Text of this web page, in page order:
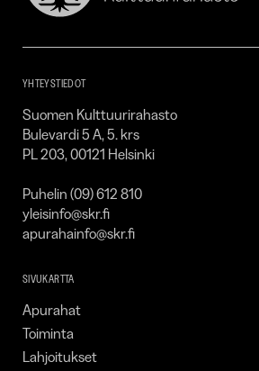
Kulttuurirahasto
YHTEYSTIEDOT
Suomen Kulttuurirahasto
Bulevardi 5 A, 5. krs
PL 203, 00121 Helsinki
Puhelin (09) 612 810
yleisinfo@skr.fi
apurahainfo@skr.fi
SIVUKARTTA
Apurahat
Toiminta
Lahjoitukset